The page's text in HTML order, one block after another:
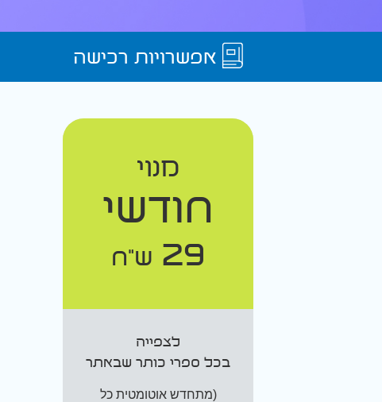
אפשרויות רכישה
מנוי
חודשי
29 ש"ח
לצפייה
בכל ספרי כותר שבאתר
(מתחדש אוטומטית כל